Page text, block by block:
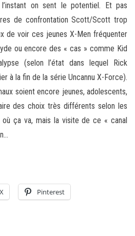
on sent le potentiel. Et pas
de confrontation Scott/Scott trop
de voir ces jeunes X-Men fréquenter
ou encore des « cas » comme Kid
(selon l’état dans lequel Rick
à la fin de la série Uncannu X-Force).
soient encore jeunes, adolescents,
des choix très différents selon les
ça va, mais la visite de ce « canal
X Pinterest